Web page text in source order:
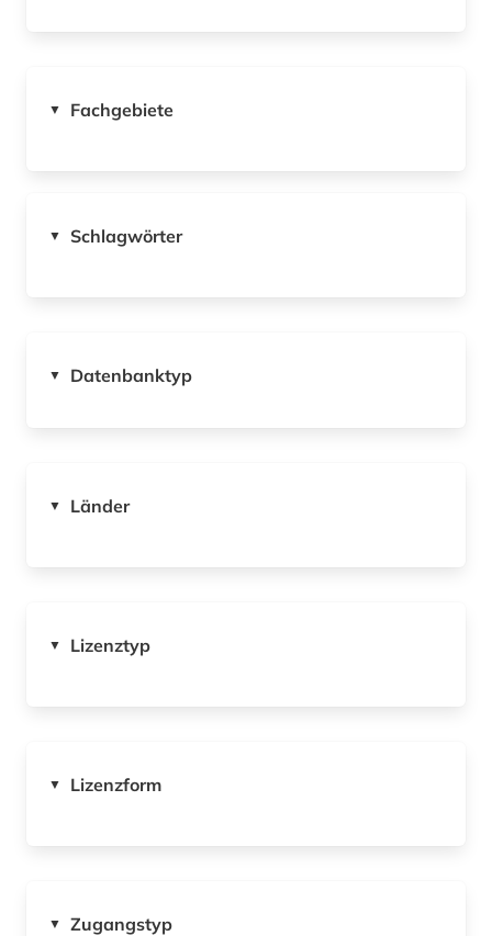
▼ Fachgebiete
▼ Schlagwörter
▼ Datenbanktyp
▼ Länder
▼ Lizenztyp
▼ Lizenzform
▼ Zugangstyp